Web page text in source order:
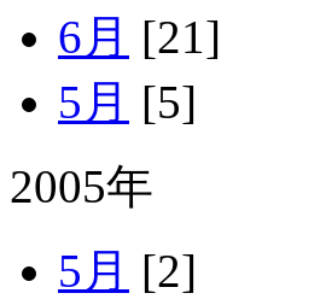
6月 [21]
5月 [5]
2005年
5月 [2]